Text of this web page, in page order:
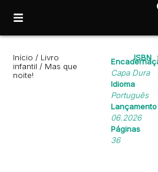
Início / Livro
infantil / Mas que
noite!
Capa Dura
Idioma
Português
Lançamento
06.2026
Páginas
36
ISBN